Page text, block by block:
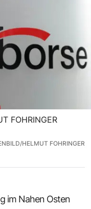
FOHRINGER
HELMUT FOHRINGER
im Nahen Osten